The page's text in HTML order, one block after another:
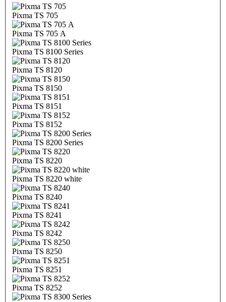
Pixma TS 705
Pixma TS 705 A
Pixma TS 8100 Series
Pixma TS 8120
Pixma TS 8150
Pixma TS 8151
Pixma TS 8152
Pixma TS 8200 Series
Pixma TS 8220
Pixma TS 8220 white
Pixma TS 8240
Pixma TS 8241
Pixma TS 8242
Pixma TS 8250
Pixma TS 8251
Pixma TS 8252